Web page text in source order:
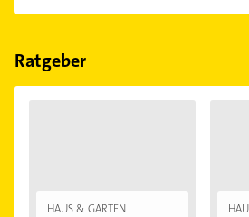
Feiertagen abweichen können.
Das Angebot umfasst unter
Ratgeber
HAUS & GARTEN